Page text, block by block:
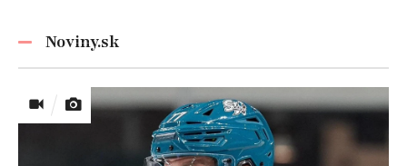
Noviny.sk